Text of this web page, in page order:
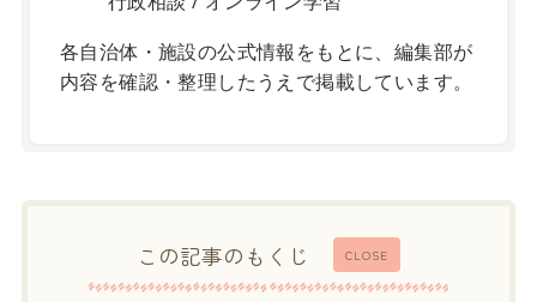
各自治体・施設の公式情報をもとに、編集部が
内容を確認・整理したうえで掲載しています。
CLOSE
この記事のもくじ